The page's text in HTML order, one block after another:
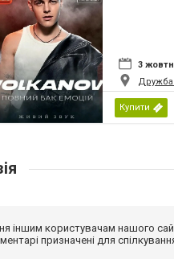
3
Дружба
Купити
іншим користувачам нашого
призначені для